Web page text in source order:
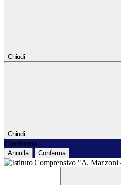
Chiudi
Chiudi
Conferma
Annulla Conferma